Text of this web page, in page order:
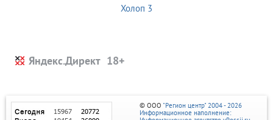
Холоп 3
Яндекс.Директ
© ООО "Регион центр" 2004 - 2026
Информационное наполнение: